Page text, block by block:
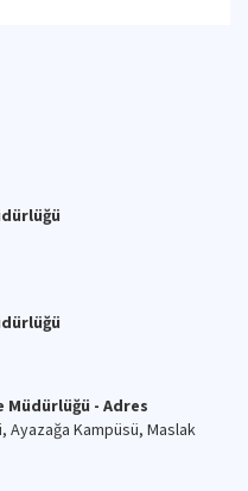
Müdürlüğü - Adres
Kampüsü, Maslak